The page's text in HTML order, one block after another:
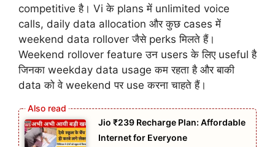
competitive है। Vi के plans में unlimited voice
calls, daily data allocation और कुछ cases में
weekend data rollover जैसे perks मिलते हैं।
Weekend rollover feature उन users के लिए useful है
जिनका weekday data usage कम रहता है और बाकी
data को वे weekend पर use करना चाहते हैं।
Jio ₹239 Recharge Plan: Affordable
Internet for Everyone